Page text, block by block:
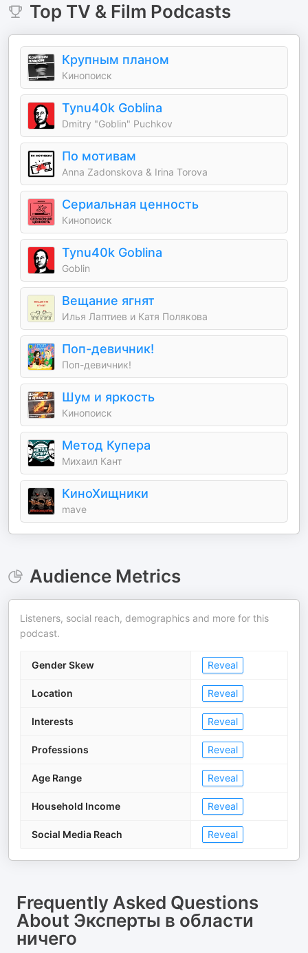
Top TV & Film Podcasts
Крупным планом
Кинопоиск
Tynu40k Goblina
Dmitry "Goblin" Puchkov
По мотивам
Anna Zadonskova & Irina Torova
Сериальная ценность
Кинопоиск
Tynu40k Goblina
Goblin
Вещание ягнят
Илья Лаптиев и Катя Полякова
Поп-девичник!
Поп-девичник!
Шум и яркость
Кинопоиск
Метод Купера
Михаил Кант
КиноХищники
mave
Audience Metrics
Listeners, social reach, demographics and more for this
podcast.
Gender Skew Reveal
Location Reveal
Interests Reveal
Professions Reveal
Age Range Reveal
Household Income Reveal
Social Media Reach Reveal
Frequently Asked Questions
About Эксперты в области
ничего